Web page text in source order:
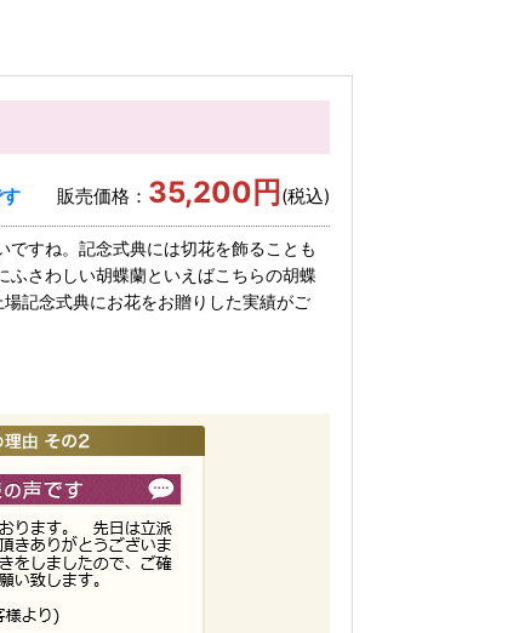
販売価格： 35,200円 (税込)
すね。記念式典には切花を飾ることも
さわしい胡蝶蘭といえばこちらの胡蝶
記念式典にお花をお贈りした実績がご